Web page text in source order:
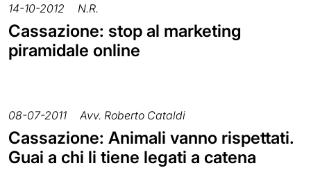
14-10-2012 N.R.
Cassazione: stop al marketing
piramidale online
08-07-2011 Avv. Roberto Cataldi
Cassazione: Animali vanno rispettati.
Guai a chi li tiene legati a catena